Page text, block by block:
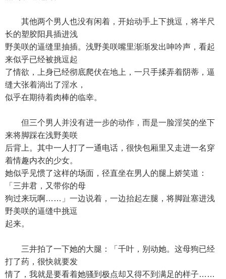
其他两个男人也没有闲着，开始动手上下挑逗，将半尺
长的塑胶阳具插进浅
野美咲的逼缝里抽插。浅野美咲嘴里渐渐发出呻吟声，看起
来似乎已经被挑逗起
了情欲，上身已经彻底爬伏在地上，一只手揉弄着阴蒂，逼
缝大张着淌出了淫水，
似乎在期待着肉棒的临幸。
但三个男人并没有进一步的动作，而是一脸淫笑的坐下
来将脚踩在浅野美咲
后背上。其中一人打了一通电话，很快包厢里又走进一名穿
着情趣内衣的少女。
她似乎见惯了这样的场面，径直坐在男人的腿上娇笑道：
「三井君，又带你的母
狗过来玩啊……」一边说着，一边抬起左腿，将脚趾塞进浅
野美咲的逼缝中挑逗
起来。
三井拍了一下她的大腿：「千叶，别动她。这母狗已经
打了药，很快就要发
情了，我就是要看着她骚到极点却又得不到满足的样子……